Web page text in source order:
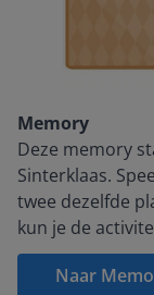
Memory
Deze memory
Sinterklaas.
twee dezelfde
kun je de
Naar